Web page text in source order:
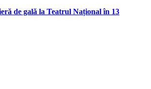
de gală la Teatrul Național în 13